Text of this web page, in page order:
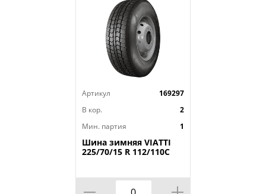
Индекс нагрузки: 101
Артикул
169297
В кор.
2
Мин. партия
1
Шина зимняя VIATTI
225/70/15 R 112/110C